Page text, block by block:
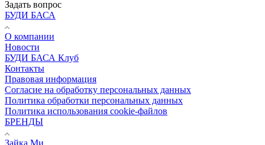
Задать вопрос
БУДИ БАСА
О компании
Новости
БУДИ БАСА Клуб
Контакты
Правовая информация
Согласие на обработку персональных данных
Политика обработки персональных данных
Политика использования cookie-файлов
БРЕНДЫ
Зайка Ми